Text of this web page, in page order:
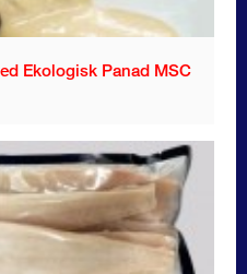
Ekologisk Panad MSC